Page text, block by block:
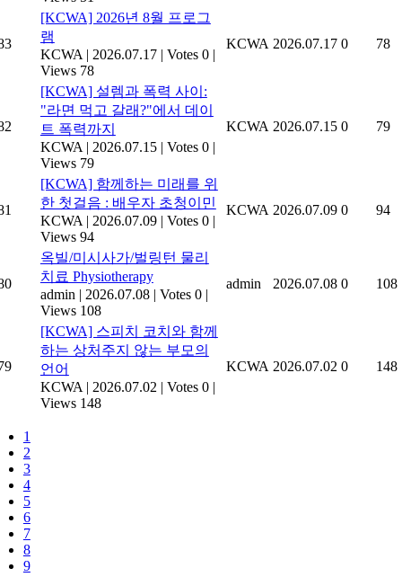
[KCWA] 2026년 8월 프로그
램
KCWA | 2026.07.17 | Votes 0 |
Views 78
KCWA 2026.07.17 0 78
[KCWA] 설렘과 폭력 사이:
"라면 먹고 갈래?"에서 데이
트 폭력까지
KCWA | 2026.07.15 | Votes 0 |
Views 79
KCWA 2026.07.15 0 79
[KCWA] 함께하는 미래를 위
한 첫걸음 : 배우자 초청이민
KCWA | 2026.07.09 | Votes 0 |
Views 94
KCWA 2026.07.09 0 94
옥빌/미시사가/벌링턴 물리
치료 Physiotherapy
admin | 2026.07.08 | Votes 0 |
Views 108
admin 2026.07.08 0 108
[KCWA] 스피치 코치와 함께
하는 상처주지 않는 부모의
언어
KCWA | 2026.07.02 | Votes 0 |
Views 148
KCWA 2026.07.02 0 148
1
2
3
4
5
6
7
8
9